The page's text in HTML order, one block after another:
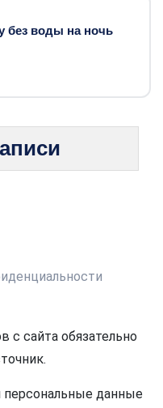
без воды на ночь
с сайта обязательно
данные